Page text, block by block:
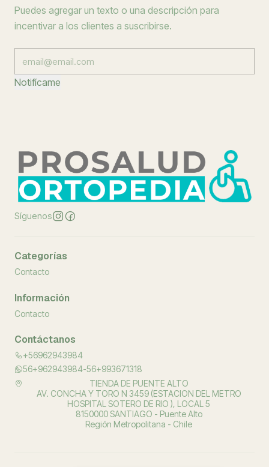
Puedes agregar un texto o una descripción para
incentivar a los clientes a suscribirse.
Notifícame
Síguenos
Categorías
Contacto
Información
Contacto
Contáctanos
+56962943984
56+962943984-56+993671318
TIENDA DE PUENTE ALTO
AV. CONCHA Y TORO N 3459 (ESTACION DEL METRO
HOSPITAL SOTERO DE RIO ), LOCAL 5
8150000 SANTIAGO - Puente Alto
Región Metropolitana - Chile